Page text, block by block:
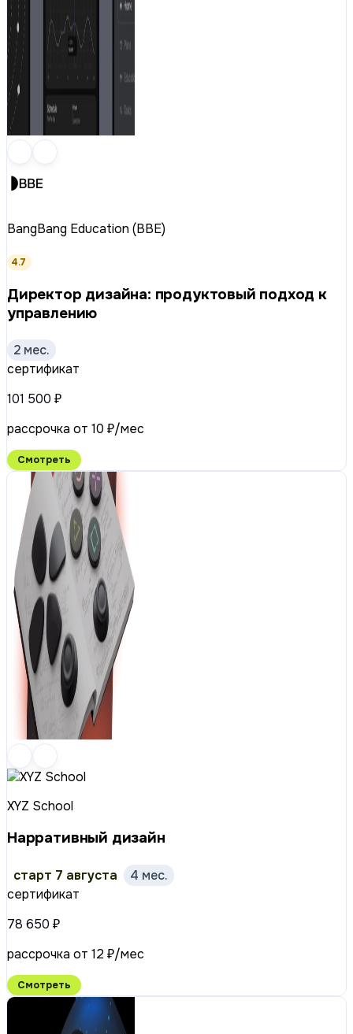
BangBang Education (BBE)
4.7
Директор дизайна: продуктовый подход к
управлению
2 мес.
сертификат
101 500 ₽
рассрочка от 10 ₽/мес
Смотреть
XYZ School
Нарративный дизайн
старт 7 августа
4 мес.
сертификат
78 650 ₽
рассрочка от 12 ₽/мес
Смотреть